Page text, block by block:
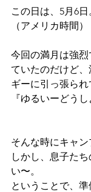
この日は、5月6日
（アメリカ時間）
今回の満月は強
ていたのだけど
ギーに引っ張ら
『ゆるいーどう
そんな時にキャン
しかし、息子た
い〜。
ということで、